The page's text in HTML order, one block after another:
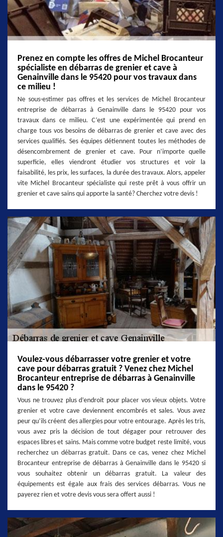
Prenez en compte les offres de Michel Brocanteur
spécialiste en débarras de grenier et cave à
Genainville dans le 95420 pour vos travaux dans
ce milieu !
Ne sous-estimer pas offres et les services de Michel Brocanteur
entreprise de débarras à Genainville dans le 95420 pour vos
travaux dans ce milieu. C’est une expérimentée qui prend en
charge tous vos besoins de débarras de grenier et cave avec des
services qualifiés. Ses équipes détiennent toutes les méthodes de
désencombrement de grenier et cave. Pour n’importe quelle
superficie, elles viendront étudier vos structures et voir la
faisabilité, les prix, les surfaces, la durée des travaux. Alors, appeler
vite Michel Brocanteur spécialiste qui reste prêt à vous offrir un
grenier et cave sains qui apporte la santé? Cherchez votre devis !
Voulez-vous débarrasser votre grenier et votre
cave pour débarras gratuit ? Venez chez Michel
Brocanteur entreprise de débarras à Genainville
dans le 95420 ?
Vous ne trouvez plus d’endroit pour placer vos vieux objets. Votre
grenier et votre cave deviennent encombrés et sales. Vous avez
peur qu’ils créent des allergies pour votre entourage. Après les tris,
vous avez pris la décision de tout dégager pour retrouver des
espaces libres et sains. Mais comme votre budget reste limité, vous
recherchez un débarras gratuit. Dans ce cas, venez chez Michel
Brocanteur entreprise de débarras à Genainville dans le 95420 si
vous souhaitez obtenir un débarras gratuit. La valeur des
équipements est égale aux frais des services débarras. Vous ne
payerez rien et votre devis vous sera offert aussi !